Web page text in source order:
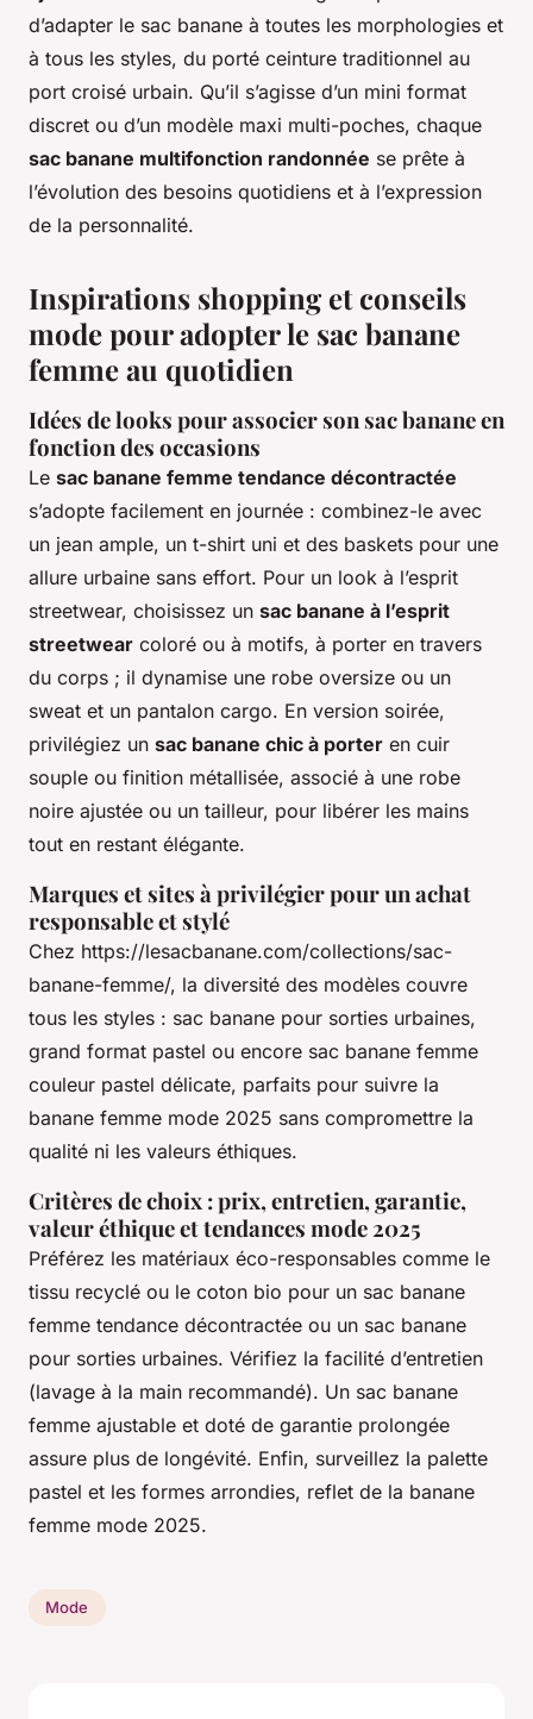
d’adapter le sac banane à toutes les morphologies et
à tous les styles, du porté ceinture traditionnel au
port croisé urbain. Qu’il s’agisse d’un mini format
discret ou d’un modèle maxi multi-poches, chaque
sac banane multifonction randonnée se prête à
l’évolution des besoins quotidiens et à l’expression
de la personnalité.
Inspirations shopping et conseils
mode pour adopter le sac banane
femme au quotidien
Idées de looks pour associer son sac banane en
fonction des occasions
Le sac banane femme tendance décontractée
s’adopte facilement en journée : combinez-le avec
un jean ample, un t-shirt uni et des baskets pour une
allure urbaine sans effort. Pour un look à l’esprit
streetwear, choisissez un sac banane à l’esprit
streetwear coloré ou à motifs, à porter en travers
du corps ; il dynamise une robe oversize ou un
sweat et un pantalon cargo. En version soirée,
privilégiez un sac banane chic à porter en cuir
souple ou finition métallisée, associé à une robe
noire ajustée ou un tailleur, pour libérer les mains
tout en restant élégante.
Marques et sites à privilégier pour un achat
responsable et stylé
Chez https://lesacbanane.com/collections/sac-
banane-femme/, la diversité des modèles couvre
tous les styles : sac banane pour sorties urbaines,
grand format pastel ou encore sac banane femme
couleur pastel délicate, parfaits pour suivre la
banane femme mode 2025 sans compromettre la
qualité ni les valeurs éthiques.
Critères de choix : prix, entretien, garantie,
valeur éthique et tendances mode 2025
Préférez les matériaux éco-responsables comme le
tissu recyclé ou le coton bio pour un sac banane
femme tendance décontractée ou un sac banane
pour sorties urbaines. Vérifiez la facilité d’entretien
(lavage à la main recommandé). Un sac banane
femme ajustable et doté de garantie prolongée
assure plus de longévité. Enfin, surveillez la palette
pastel et les formes arrondies, reflet de la banane
femme mode 2025.
Mode